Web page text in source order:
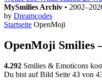
MySmilies Archiv •
by Dreamcodes
Startseite OpenMoji
OpenMoji Smilies
4.292 Smilies & Emoticons
Du bist auf Bild Seite 43 von